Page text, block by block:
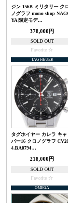
ジン 156B ミリタリー ク
ノグラフ mono shop
YA 限定モデ…
378,000円
SOLD OUT
Favorite
TAG HEUER
タグホイヤー カレラ キャ
バー16 クロノグラフ
4.BA0794…
218,000円
SOLD OUT
Favorite
OMEGA